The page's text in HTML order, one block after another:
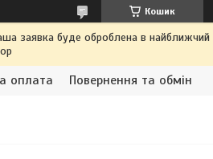
Кошик
заявка буде оброблена в
оплата Повернення та обмін